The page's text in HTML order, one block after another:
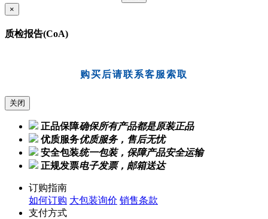
正品保障确保所有产品都是原装正品
优质服务优质服务，售后无忧
安全包装统一包装，保障产品安全运输
订购指南
如何订购